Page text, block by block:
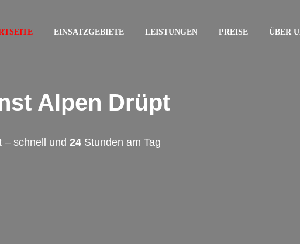
EINSATZGEBIETE LEISTUNGEN PREISE ÜBER
Alpen Drüpt
– schnell und 24 Stunden am Tag